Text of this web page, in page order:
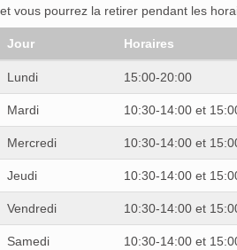
et vous pourrez la retirer pendant les
Jour Horaires
Lundi 15:00-20:00
Mardi 10:30-14:00 et
Mercredi 10:30-14:00 et
Jeudi 10:30-14:00 et
Vendredi 10:30-14:00 et
Samedi 10:30-14:00 et